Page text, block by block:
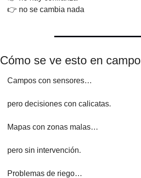
👉 no se cambia nada
Cómo se ve esto en campo
Campos con sensores…
pero decisiones con calicatas.
Mapas con zonas malas…
pero sin intervención.
Problemas de riego…